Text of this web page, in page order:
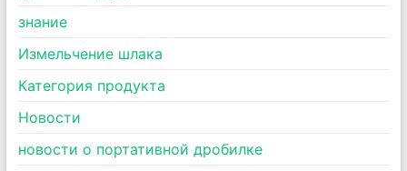
знание
Измельчение шлака
Категория продукта
Новости
новости о портативной дробилке